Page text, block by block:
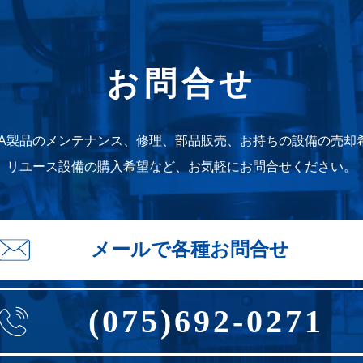
お問合せ
製品のメンテナンス、修理、部品販売、お持ちの設備の売却
リユース設備の購入希望など、お気軽にお問合せください。
メールで各種お問合せ
(075)692-0271